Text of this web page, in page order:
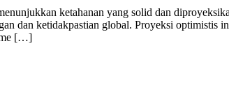
ketahanan yang solid dan
dan ketidakpastian global. Proyeksi
[…]